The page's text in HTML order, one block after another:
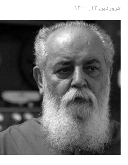
فروردین ۱۲, ۱۴۰۰